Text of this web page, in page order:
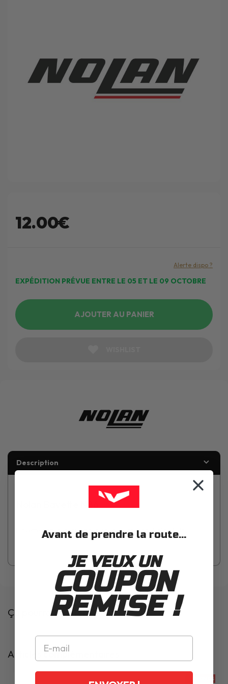
12.00€
EXPÉDITION PRÉVUE ENTRE LE 05 ET LE 09 OCTOBRE
Alerte dispo ?
AJOUTER AU PANIER
Description
Bavette anti-remous pour casque intégral Nolan N86.
Ça pourrait t'intéresser
Articles complémentaires
PROMOS
Avant de prendre la route...
JE VEUX UN
COUPON
REMISE !